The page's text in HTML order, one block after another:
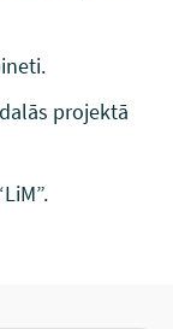
projektā